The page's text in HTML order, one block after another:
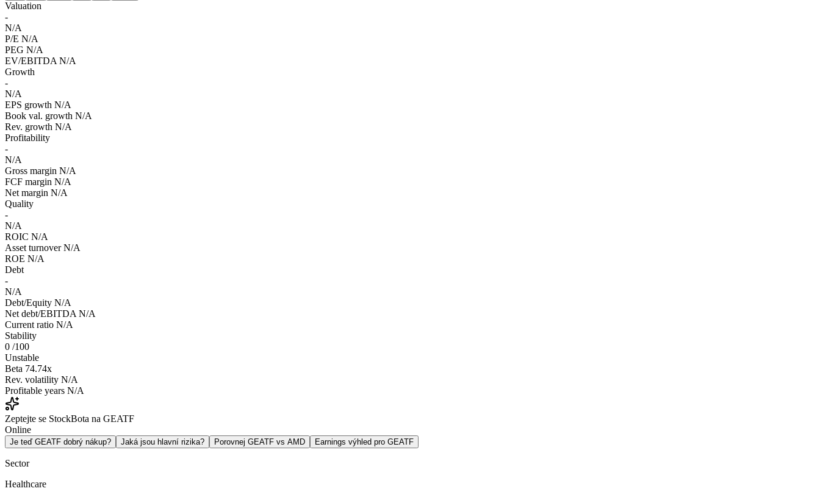
Valuation
-
N/A
P/E N/A
PEG N/A
EV/EBITDA N/A
Growth
-
N/A
EPS growth N/A
Book val. growth N/A
Rev. growth N/A
Profitability
-
N/A
Gross margin N/A
FCF margin N/A
Net margin N/A
Quality
-
N/A
ROIC N/A
Asset turnover N/A
ROE N/A
Debt
-
N/A
Debt/Equity N/A
Net debt/EBITDA N/A
Current ratio N/A
Stability
0 /100
Unstable
Beta 74.74x
Rev. volatility N/A
Profitable years N/A
Zeptejte se StockBota na GEATF
Online
Je teď GEATF dobrý nákup? Jaká jsou hlavní rizika? Porovnej GEATF vs AMD Earnings výhled pro GEATF
Sector
Healthcare